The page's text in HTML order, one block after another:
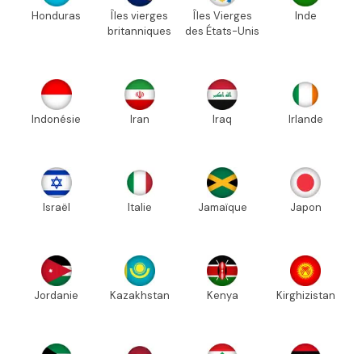
Honduras
Îles vierges
britanniques
Îles Vierges
des États-Unis
Inde
Indonésie Iran Iraq Irlande
Israël Italie Jamaïque Japon
Jordanie Kazakhstan Kenya Kirghizistan